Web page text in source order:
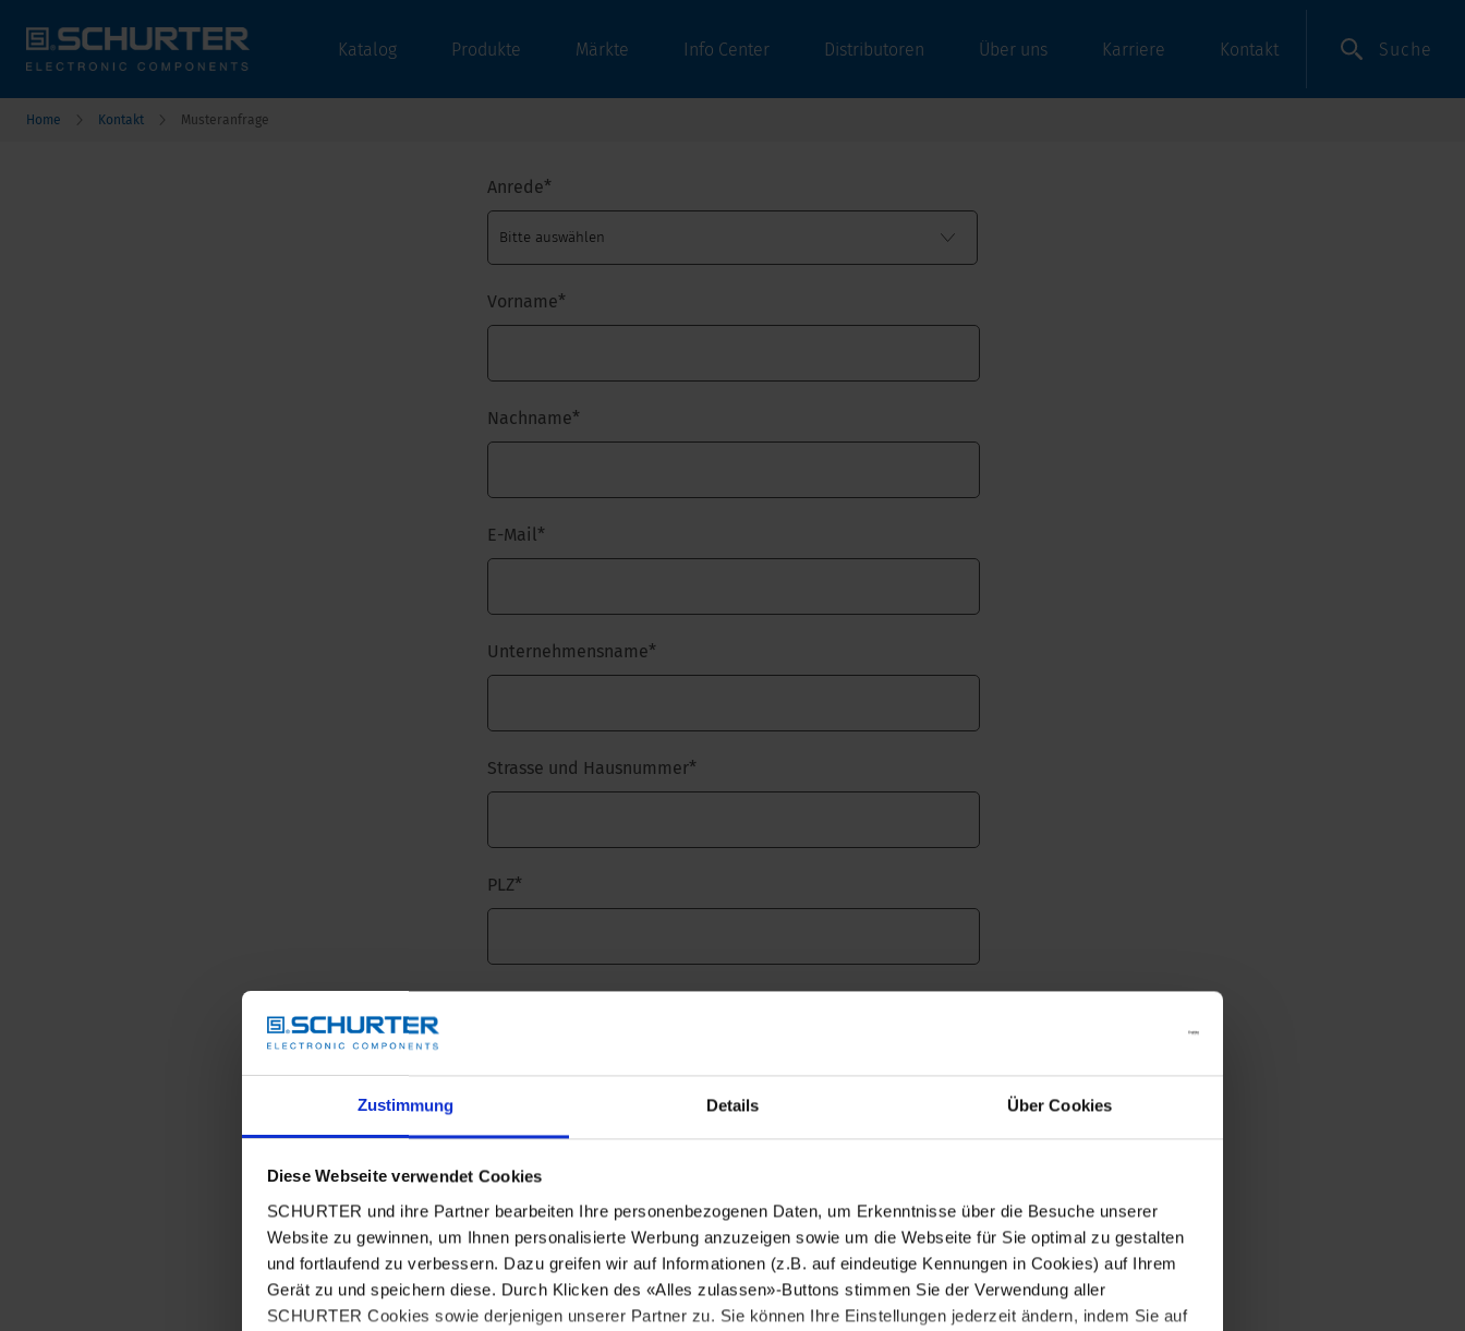
Zustimmung Details Über Cookies
Diese Webseite verwendet Cookies
SCHURTER und ihre Partner bearbeiten Ihre personenbezogenen Daten, um Erkenntnisse über die Besuche unserer
Website zu gewinnen, um Ihnen personalisierte Werbung anzuzeigen sowie um die Webseite für Sie optimal zu gestalten
und fortlaufend zu verbessern. Dazu greifen wir auf Informationen (z.B. auf eindeutige Kennungen in Cookies) auf Ihrem
Gerät zu und speichern diese. Durch Klicken des «Alles zulassen»-Buttons stimmen Sie der Verwendung aller
SCHURTER Cookies sowie derjenigen unserer Partner zu. Sie können Ihre Einstellungen jederzeit ändern, indem Sie auf
Katalog Produkte Märkte Info Center Distributoren Über uns Karriere Kontakt Suche
Home Kontakt Musteranfrage
Anrede*
Vorname*
Nachname*
E-Mail*
Unternehmensname*
Strasse und Hausnummer*
PLZ*
Telefonnummer*